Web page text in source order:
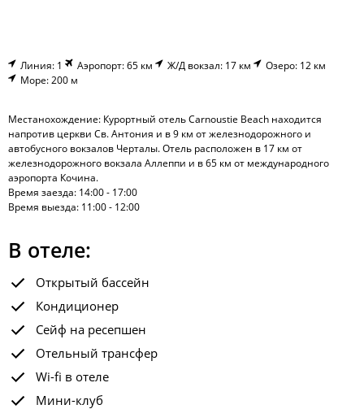
Линия: 1 Аэропорт: 65 км Ж/Д вокзал: 17 км
Озеро: 12 км
Море: 200 м
Местанохождение: Курортный отель Carnoustie Beach находится
напротив церкви Св. Антония и в 9 км от железнодорожного и
автобусного вокзалов Черталы. Отель расположен в 17 км от
железнодорожного вокзала Аллеппи и в 65 км от международного
аэропорта Кочина.
Время заезда: 14:00 - 17:00
Время выезда: 11:00 - 12:00
В отеле:
Открытый бассейн
Кондиционер
Сейф на ресепшен
Отельный трансфер
Wi-fi в отеле
Мини-клуб